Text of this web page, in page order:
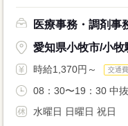
医療事務・調剤事
愛知県小牧市/小牧
時給1,370円～ 交通
08：30〜19：30 中
水曜日 日曜日 祝日